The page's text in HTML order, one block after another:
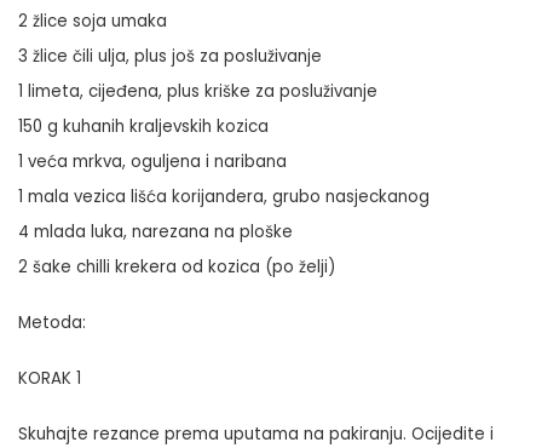
2 žlice soja umaka
3 žlice čili ulja, plus još za posluživanje
1 limeta, cijeđena, plus kriške za posluživanje
150 g kuhanih kraljevskih kozica
1 veća mrkva, oguljena i naribana
1 mala vezica lišća korijandera, grubo nasjeckanog
4 mlada luka, narezana na ploške
2 šake chilli krekera od kozica (po želji)
Metoda:
KORAK 1
Skuhajte rezance prema uputama na pakiranju. Ocijedite i